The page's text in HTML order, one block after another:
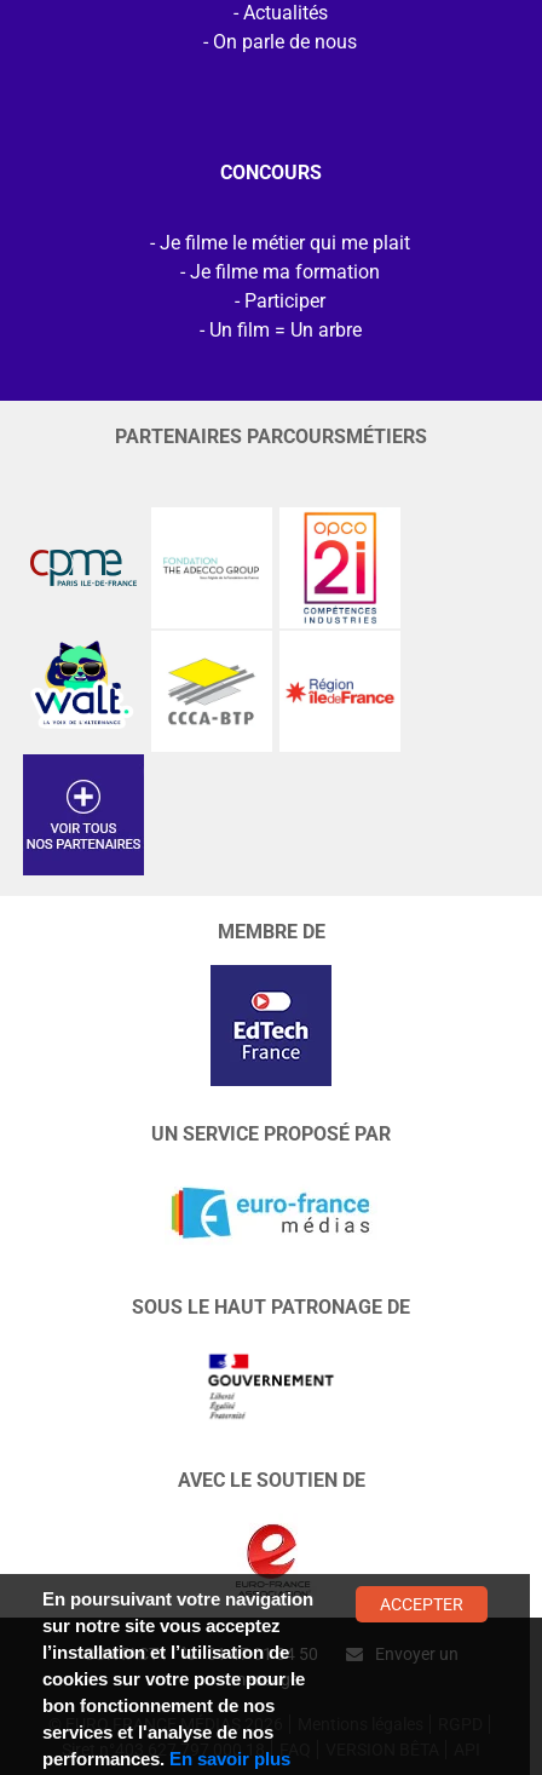
Actualités
On parle de nous
CONCOURS
Je filme le métier qui me plait
Je filme ma formation
Participer
Un film = Un arbre
PARTENAIRES PARCOURSMÉTIERS
MEMBRE DE
UN SERVICE PROPOSÉ PAR
SOUS LE HAUT PATRONAGE DE
AVEC LE SOUTIEN DE
CONTACT : 01 47 01 34 50
Envoyer un
message
© EURO FRANCE MÉDIAS 2026
Siret n°403 627 797 000 18
En poursuivant votre navigation
sur notre site vous acceptez
l’installation et l’utilisation de
cookies sur votre poste pour le
bon fonctionnement de nos
services et l'analyse de nos
performances. En savoir plus
ACCEPTER